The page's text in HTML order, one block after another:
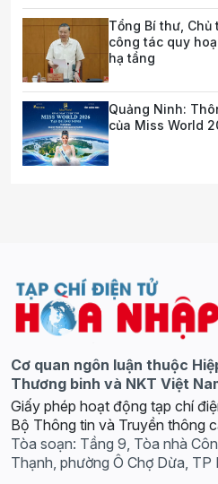
Tổng Bí thư, Chủ
công tác quy
hạ tầng
Quảng Ninh:
của Miss World
Cơ quan ngôn luận thuộc
Thương binh và NKT Việt
Giấy phép hoạt động tạp chí
Bộ Thông tin và Truyền thông
Tòa soạn: Tầng 9, Tòa nhà
Thạnh, phường Ô Chợ Dừa, TP